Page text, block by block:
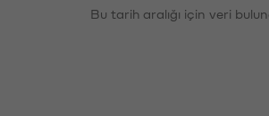
Bu tarih aralığı için veri